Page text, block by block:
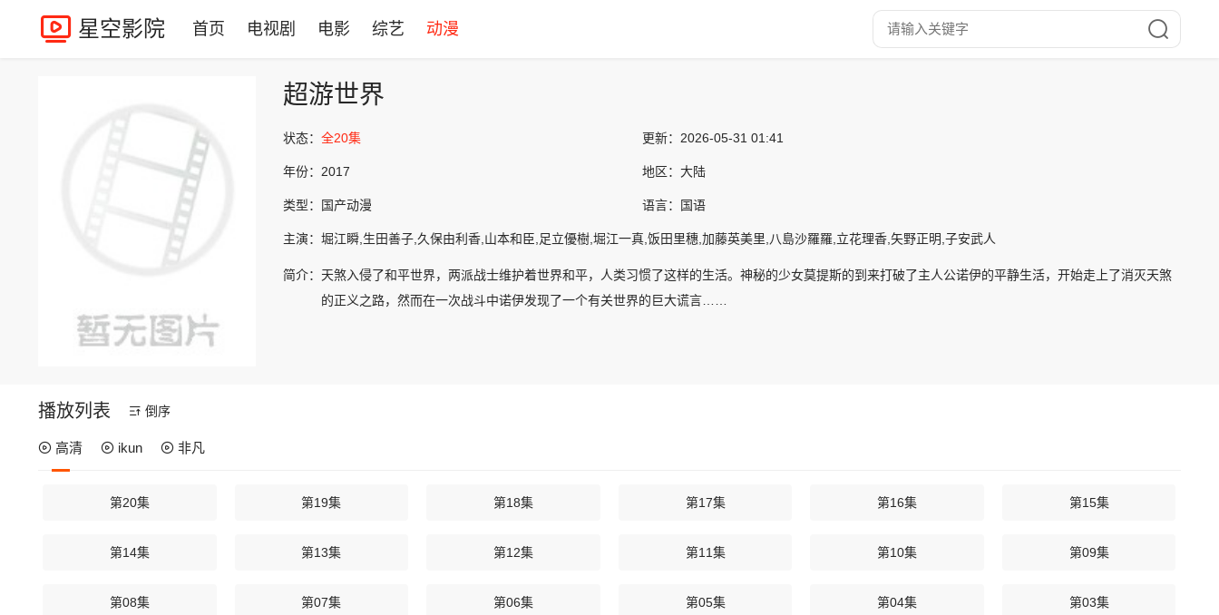
星空影院 首页 电视剧 电影 综艺 动漫
超游世界
状态： 全20集 更新： 2026-05-31 01:41
年份： 2017 地区： 大陆
类型： 国产动漫 语言： 国语
主演： 堀江瞬,生田善子,久保由利香,山本和臣,足立優樹,堀江一真,饭田里穗,加藤英美里,八島沙羅羅,立花理香,矢野正明,子安武人
简介： 天煞入侵了和平世界，两派战士维护着世界和平，人类习惯了这样的生活。神秘的少女莫提斯的到来打破了主人公诺伊的平静生活，开始走上了消灭天煞
的正义之路，然而在一次战斗中诺伊发现了一个有关世界的巨大谎言……
播放列表 倒序
高清 ikun 非凡
第20集 第19集 第18集 第17集 第16集 第15集
第14集 第13集 第12集 第11集 第10集 第09集
第08集 第07集 第06集 第05集 第04集 第03集